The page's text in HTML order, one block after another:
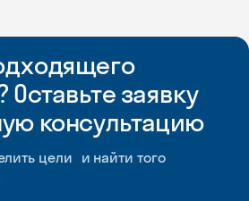
Оставьте заявку
консультацию
цели и найти того